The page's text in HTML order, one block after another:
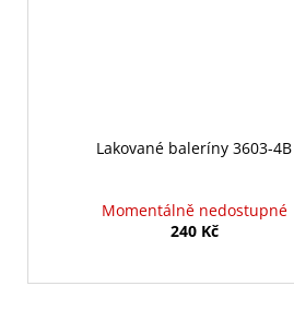
Lakované baleríny 3603-4B
Momentálně nedostupné
240 Kč